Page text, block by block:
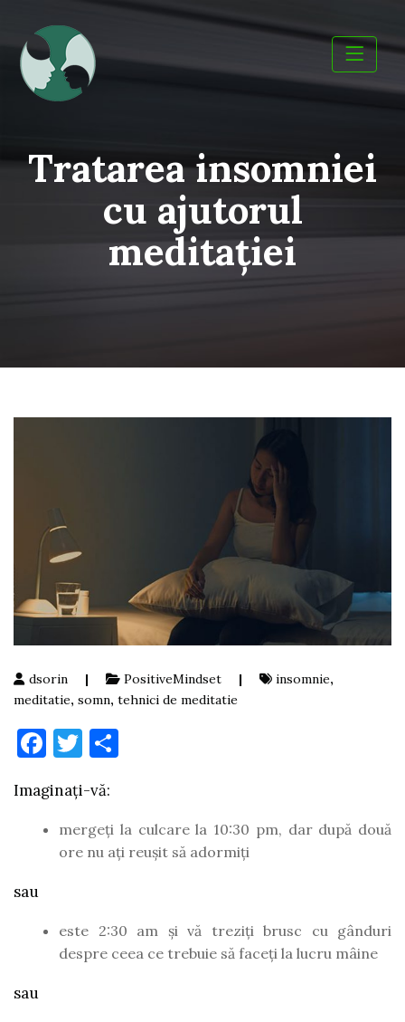
content
Tratarea insomniei
cu ajutorul
meditației
dsorin | PositiveMindset | insomnie,
meditatie, somn, tehnici de meditatie
Facebook
Twitter
Imaginați-vă:
mergeți la culcare la 10:30 pm, dar după două
ore nu ați reușit să adormiți
sau
este 2:30 am și vă treziți brusc cu gânduri
despre ceea ce trebuie să faceți la lucru mâine
sau